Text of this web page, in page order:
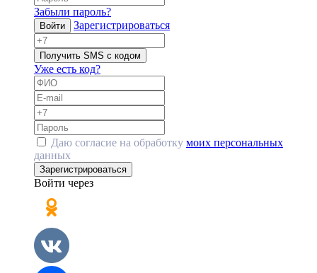
Забыли пароль?
Войти Зарегистрироваться
Получить SMS с кодом
Уже есть код?
Даю согласие на обработку моих персональных
данных
Зарегистрироваться
Войти через